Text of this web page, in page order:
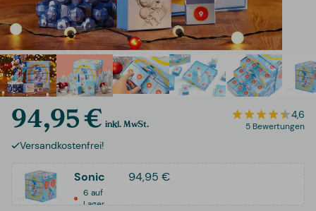
94,95 € inkl. MwSt.
4,6
5 Bewertungen
Versandkostenfrei!
Sonic 94,95 €
6 auf
Lager